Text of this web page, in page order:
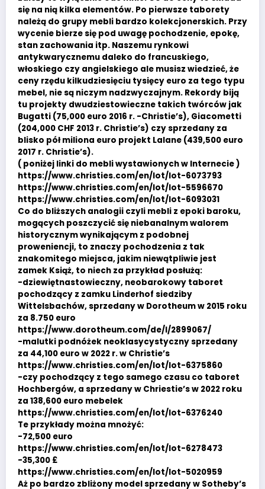
się na nią kilka elementów. Po pierwsze taborety
należą do grupy mebli bardzo kolekcjonerskich. Przy
wycenie bierze się pod uwagę pochodzenie, epokę,
stan zachowania itp. Naszemu rynkowi
antykwarycznemu daleko do francuskiego,
włoskiego czy angielskiego ale musisz wiedzieć, że
ceny rzędu kilkudziesięciu tysięcy euro za tego typu
mebel, nie są niczym nadzwyczajnym. Rekordy biją
tu projekty dwudziestowieczne takich twórców jak
Bugatti (75,000 euro 2016 r. -Christie’s), Giacometti
(204,000 CHF 2013 r. Christie’s) czy sprzedany za
blisko pół miliona euro projekt Lalane (439,500 euro
2017 r. Christie’s).
( poniżej linki do mebli wystawionych w Internecie )
https://www.christies.com/en/lot/lot-6073793
https://www.christies.com/en/lot/lot-5596670
https://www.christies.com/en/lot/lot-6093031
Co do bliższych analogii czyli mebli z epoki baroku,
mogących poszczycić się niebanalnym walorem
historycznym wynikającym z podobnej
proweniencji, to znaczy pochodzenia z tak
znakomitego miejsca, jakim niewątpliwie jest
zamek Książ, to niech za przykład posłużą:
-dziewiętnastowieczny, neobarokowy taboret
pochodzący z zamku Linderhof siedziby
Wittelsbachów, sprzedany w Dorotheum w 2015 roku
za 8.750 euro
https://www.dorotheum.com/de/l/2899067/
-malutki podnóżek neoklasycystyczny sprzedany
za 44,100 euro w 2022 r. w Christie’s
https://www.christies.com/en/lot/lot-6375860
-czy pochodzący z tego samego czasu co taboret
Hochbergów, a sprzedany w Chriestie’s w 2022 roku
za 138,600 euro mebelek
https://www.christies.com/en/lot/lot-6376240
Te przykłady można mnożyć:
-72,500 euro
https://www.christies.com/en/lot/lot-6278473
-35,300 £
https://www.christies.com/en/lot/lot-5020959
Aż po bardzo zbliżony model sprzedany w Sotheby’s